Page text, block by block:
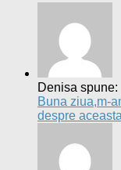
Denisa spune:
Buna ziua,m-
despre